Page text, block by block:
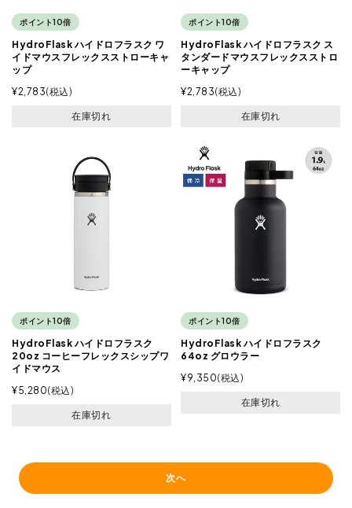
ポイント10倍
HydroFlask ハイドロフラスク ワ
イドマウスフレックスストローキャ
ップ
¥2,783 税込
在庫切れ
ポイント10倍
HydroFlask ハイドロフラスク ス
タンダードマウスフレックスストロ
ーキャップ
¥2,783 税込
在庫切れ
ポイント10倍
HydroFlask ハイドロフラスク
20oz コーヒーフレックスシップワ
イドマウス
¥5,280 税込
在庫切れ
ポイント10倍
HydroFlask ハイドロフラスク
64oz グロウラー
¥9,350 税込
在庫切れ
次へ